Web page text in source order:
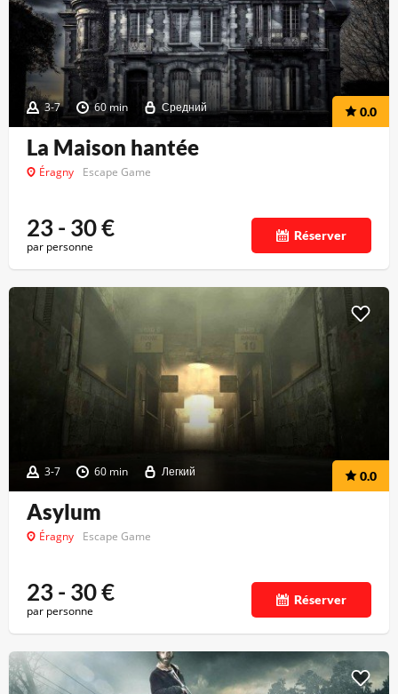
3-7 60 min Средний 0.0
La Maison hantée
Éragny Escape Game
23 - 30€
par personne
Réserver
3-7 60 min Легкий 0.0
Asylum
Éragny Escape Game
23 - 30€
par personne
Réserver